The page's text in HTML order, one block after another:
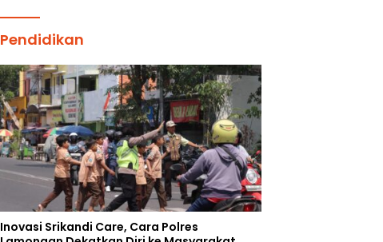
Pendidikan
Inovasi Srikandi Care, Cara Polres